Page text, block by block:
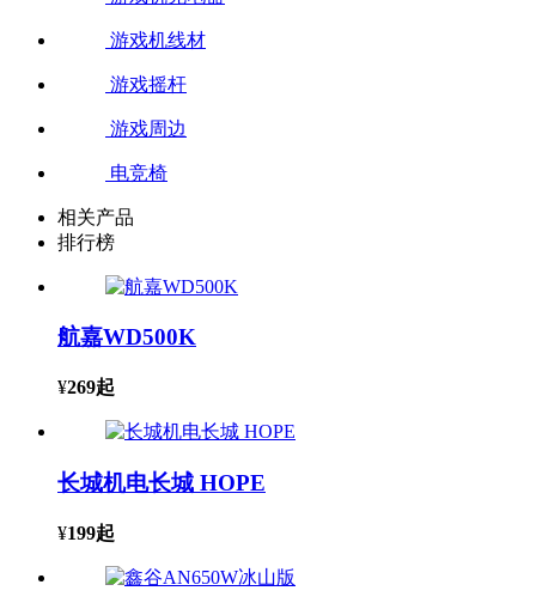
游戏机线材
游戏摇杆
游戏周边
电竞椅
相关产品
排行榜
航嘉WD500K
¥269起
长城机电长城 HOPE
¥199起